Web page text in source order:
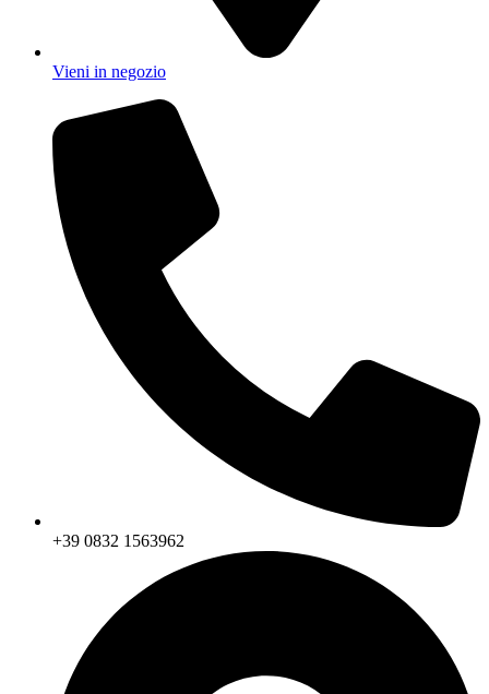
Vieni in negozio
+39 0832 1563962